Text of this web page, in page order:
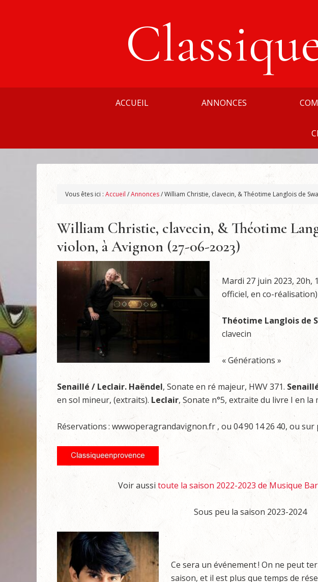
ACCUEIL ANNONCES
Vous êtes ici : Accueil /Annonces/William Christie, clavecin, & Théotime Langlois de
William Christie, clavecin, & Théotime
violon, à Avignon (27-06-2023)
Mardi 27 juin 2023, 20h,
officiel, en co-réalisation)
Théotime Langlois de
clavecin
« Générations »
Senaillé / Leclair. Haëndel, Sonate en ré majeur, HWV 371.
en sol mineur, (extraits). Leclair, Sonate n°5, extraite du livre I en la
Réservations : wwwoperagrandavignon.fr , ou 04 90 14 26 40, ou sur
Voir aussi toute la saison 2022-2023 de Musique
Sous peu la saison 2023-2024
Ce sera un événement ! On ne peut
saison, et il est plus que temps de